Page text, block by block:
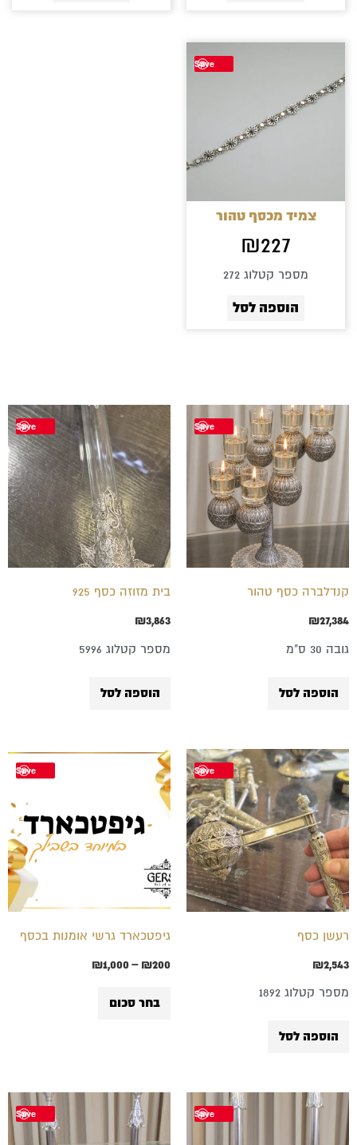
Save
צמיד מכסף טהור
₪227
מספר קטלוג 272
הוספה לסל
Save
קנדלברה כסף טהור
₪27,384
גובה 30 ס"מ
הוספה לסל
Save
בית מזוזה כסף 925
₪3,863
מספר קטלוג 5996
הוספה לסל
Save
רעשן כסף
₪2,543
מספר קטלוג 1892
הוספה לסל
Save
גיפטכארד גרשי אומנות בכסף
₪200
–
₪1,000
טווח
בחר סכום
יש
מספר
את
האפשרויות
Save
Save